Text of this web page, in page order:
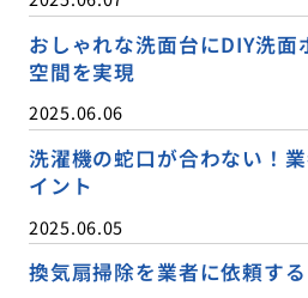
おしゃれな洗面台にDIY洗面
空間を実現
2025.06.06
洗濯機の蛇口が合わない！
イント
2025.06.05
換気扇掃除を業者に依頼す